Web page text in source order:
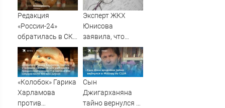
Редакция
«России-24»
обратилась в СКР
из-за травли
съемочной
группы «Колобка»
Эксперт ЖКХ
Юнисова
заявила, что
ремонт больше не
будет котловым
«Колобок» Гарика
Харламова
против
Сын
Джигарханяна
тайно вернулся в